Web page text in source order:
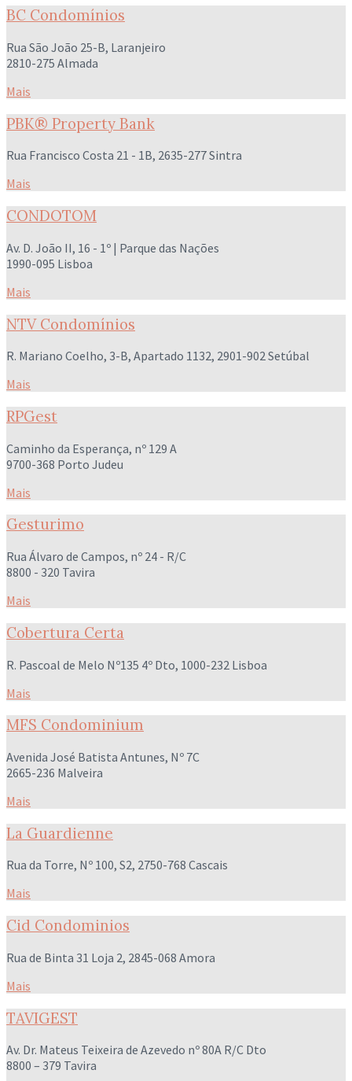
BC Condomínios
Rua São João 25-B, Laranjeiro
2810-275 Almada
Mais
PBK® Property Bank
Rua Francisco Costa 21 - 1B, 2635-277 Sintra
Mais
CONDOTOM
Av. D. João II, 16 - 1º | Parque das Nações
1990-095 Lisboa
Mais
NTV Condomínios
R. Mariano Coelho, 3-B, Apartado 1132, 2901-902 Setúbal
Mais
RPGest
Caminho da Esperança, nº 129 A
9700-368 Porto Judeu
Mais
Gesturimo
Rua Álvaro de Campos, nº 24 - R/C
8800 - 320 Tavira
Mais
Cobertura Certa
R. Pascoal de Melo Nº135 4º Dto, 1000-232 Lisboa
Mais
MFS Condominium
Avenida José Batista Antunes, Nº 7C
2665-236 Malveira
Mais
La Guardienne
Rua da Torre, Nº 100, S2, 2750-768 Cascais
Mais
Cid Condominios
Rua de Binta 31 Loja 2, 2845-068 Amora
Mais
TAVIGEST
Av. Dr. Mateus Teixeira de Azevedo nº 80A R/C Dto
8800 – 379 Tavira